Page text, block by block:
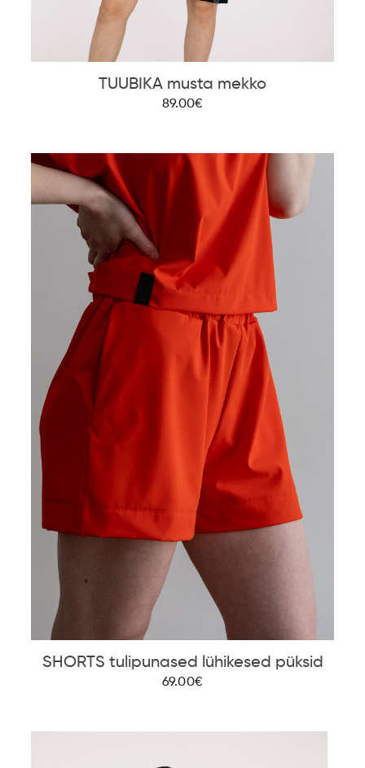
TUUBIKA musta mekko
89.00€
SHORTS tulipunased lühikesed püksid
69.00€